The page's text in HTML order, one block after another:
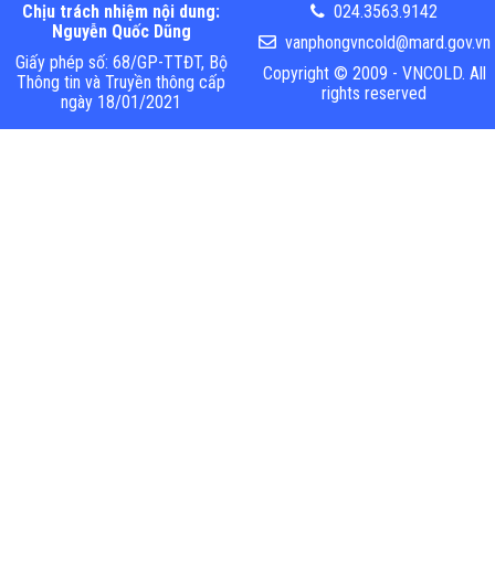
Chịu trách nhiệm nội dung:
Nguyễn Quốc Dũng
Giấy phép số: 68/GP-TTĐT, Bộ
Thông tin và Truyền thông cấp
ngày 18/01/2021
024.3563.9142
vanphongvncold@mard.gov.vn
Copyright © 2009 - VNCOLD. All
rights reserved